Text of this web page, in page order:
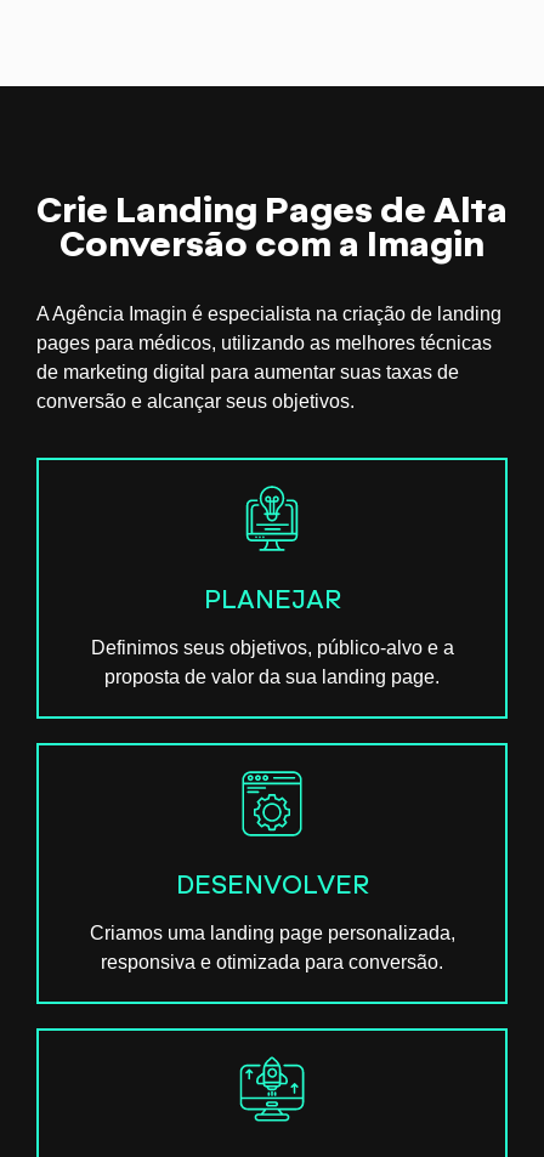
Crie Landing Pages de Alta
Conversão com a Imagin
A Agência Imagin é especialista na criação de landing
pages para médicos, utilizando as melhores técnicas
de marketing digital para aumentar suas taxas de
conversão e alcançar seus objetivos.
PLANEJAR
Definimos seus objetivos, público-alvo e a
proposta de valor da sua landing page.
DESENVOLVER
Criamos uma landing page personalizada,
responsiva e otimizada para conversão.